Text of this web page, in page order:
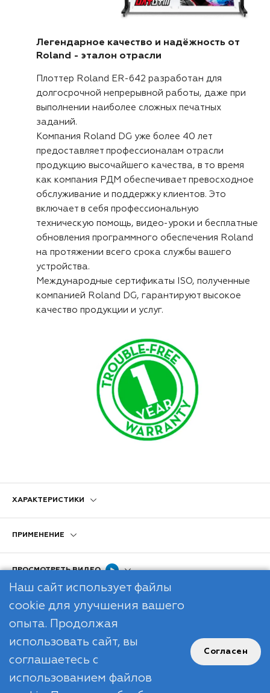
Легендарное качество и надёжность от
Roland - эталон отрасли
Плоттер Roland ER-642 разработан для
долгосрочной непрерывной работы, даже при
выполнении наиболее сложных печатных
заданий.
Компания Roland DG уже более 40 лет
предоставляет профессионалам отрасли
продукцию высочайшего качества, в то время
как компания РДМ обеспечивает превосходное
обслуживание и поддержку клиентов. Это
включает в себя профессиональную
техническую помощь, видео-уроки и бесплатные
обновления программного обеспечения Roland
на протяжении всего срока службы вашего
устройства.
Международные сертификаты ISO, полученные
компанией Roland DG, гарантируют высокое
качество продукции и услуг.
ХАРАКТЕРИСТИКИ
ПРИМЕНЕНИЕ
ПРОСМОТРЕТЬ ВИДЕО
Наш сайт использует файлы
cookie для улучшения вашего
опыта. Продолжая
использовать сайт, вы
соглашаетесь с
использованием файлов
Согласен